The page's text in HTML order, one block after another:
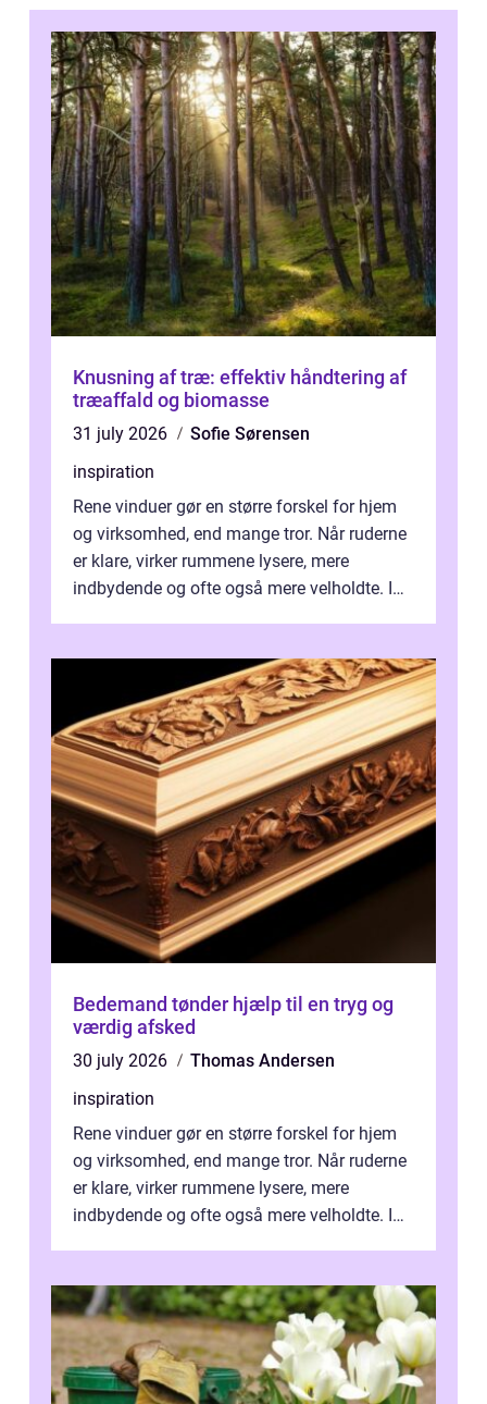
Knusning af træ: effektiv håndtering af
træaffald og biomasse
31 july 2026
Sofie Sørensen
inspiration
Rene vinduer gør en større forskel for hjem
og virksomhed, end mange tror. Når ruderne
er klare, virker rummene lysere, mere
indbydende og ofte også mere velholdte. I
Bedemand tønder hjælp til en tryg og
værdig afsked
30 july 2026
Thomas Andersen
inspiration
Rene vinduer gør en større forskel for hjem
og virksomhed, end mange tror. Når ruderne
er klare, virker rummene lysere, mere
indbydende og ofte også mere velholdte. I